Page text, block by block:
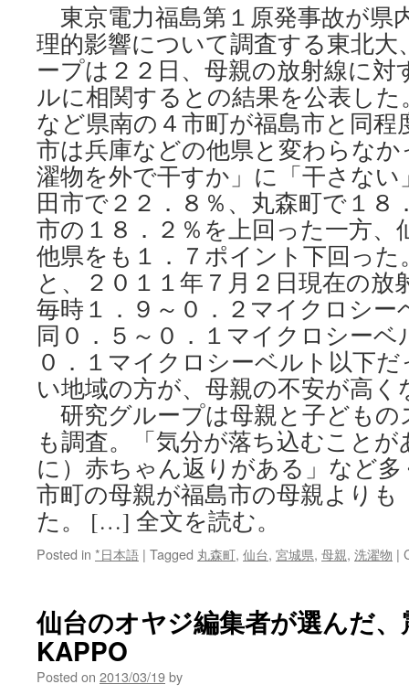
東京電力福島第１原発事故が県
理的影響について調査する東北大
ープは２２日、母親の放射線に
ルに相関するとの結果を公表し
など県南の４市町が福島市と同程
市は兵庫などの他県と変わらな
濯物を外で干すか」に「干さな
田市で２２．８％、丸森町で１８
市の１８．２％を上回った一方、
他県をも１．７ポイント下回っ
と、２０１１年７月２日現在の放
毎時１．９～０．２マイクロシー
同０．５～０．１マイクロシーベ
０．１マイクロシーベルト以下
い地域の方が、母親の不安が高
研究グループは母親と子ども
も調査。「気分が落ち込むこと
に）赤ちゃん返りがある」など
市町の母親が福島市の母親よりも
た。 […] 全文を読む。
Posted in *日本語 | Tagged 丸森町, 仙台, 宮城県, 母親, 洗濯物 |
仙台のオヤジ編集者が選んだ
KAPPO
Posted on 2013/03/19by